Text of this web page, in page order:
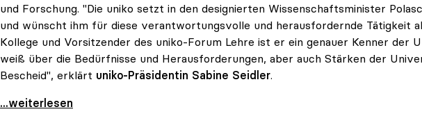
und Forschung. "Die uniko setzt in den designierten Wissenschaftsminister
und wünscht ihm für diese verantwortungsvolle und herausfordernde Tätigkeit
Kollege und Vorsitzender des uniko-Forum Lehre ist er ein genauer Kenner der
weiß über die Bedürfnisse und Herausforderungen, aber auch Stärken der
Bescheid", erklärt uniko-Präsidentin Sabine Seidler.
uniko gratuliert Martin Polaschek zur Bestellung
...weiterlesen